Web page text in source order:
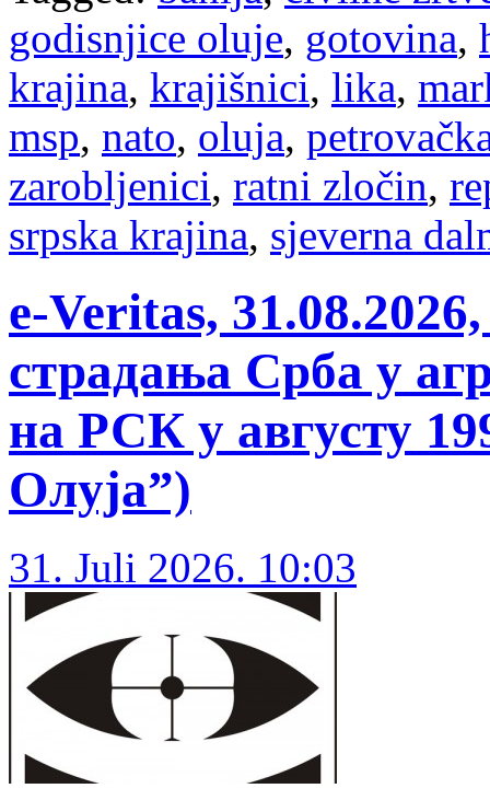
godisnjice oluje, gotovina,
krajina, krajišnici, lika,
msp, nato, oluja,
zarobljenici, ratni zločin,
srpska krajina, sjeverna
e-Veritas,
страдања Срба у
на РСК у августу
Олуја”)
31. Juli 2026. 10:03